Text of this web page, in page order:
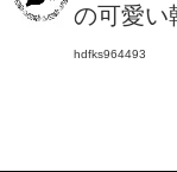
の可愛い
hdfks964493